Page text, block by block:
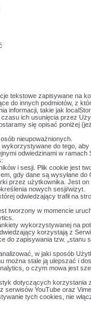
tekstowe zapisywane na
innych podmiotów, z
informacji, takie jak
ich usunięcia przez
się opisać poniżej
nieupoważnionych.
do tego, aby
odwiedzinami w
i sesji. Plik cookie jest
gdy dane są wysyłane do
przez użytkownika. Jest
nowych sesji/wizyt.
odwiedzający trafił na
tworzony w momencie
wykorzystywanej na
korzystają z
zapisywania tzw. „stanu
w jaki sposób
stale ją ulepszać i
o czym mowa jest
dotyczących korzystania
YouTube oraz
tych cookies, nie